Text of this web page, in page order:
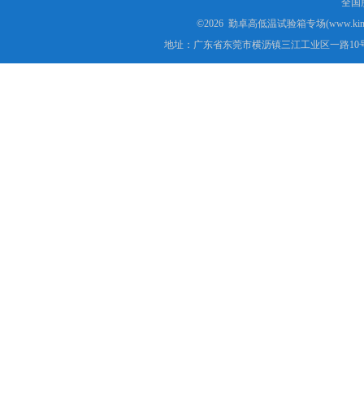
全国
©2026 勤卓高低温试验箱专场
地址：广东省东莞市横沥镇三江工业区一路10